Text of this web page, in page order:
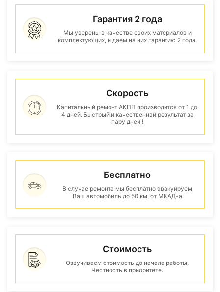
Гарантия 2 года
Мы уверены в качестве своих материалов и
комплектующих, и даем на них гарантию 2 года.
Скорость
Капитальный ремонт АКПП производится от 1 до
4 дней. Быстрый и качественнвй результат за
пару дней !
Бесплатно
В случае ремонта мы бесплатно эвакуируем
Ваш автомобиль до 50 км. от МКАД-а
Стоимость
Озвучиваем стоимость до начала работы.
Честность в приоритете.